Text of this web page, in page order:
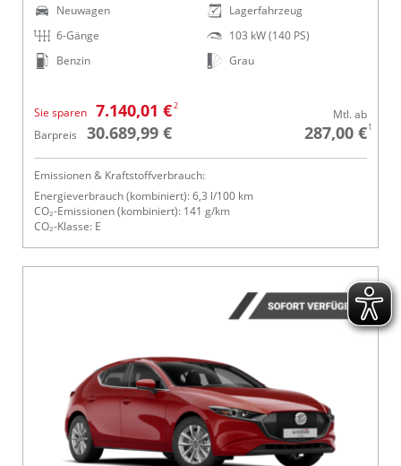
Neuwagen
6-Gänge
Benzin
Lagerfahrzeug
103 kW (140 PS)
Grau
Sie sparen 7.140,01 €2
Barpreis 30.689,99 €
Mtl. ab
287,00 €1
Emissionen & Kraftstoffverbrauch:
Energieverbrauch (kombiniert): 6,3 l/100 km
CO₂-Emissionen (kombiniert): 141 g/km
CO₂-Klasse: E